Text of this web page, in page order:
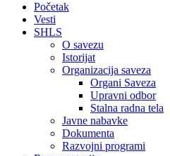
Početak
Vesti
SHLS
O savezu
Istorijat
Organizacija saveza
Organi Saveza
Upravni odbor
Stalna radna tela
Javne nabavke
Dokumenta
Razvojni programi